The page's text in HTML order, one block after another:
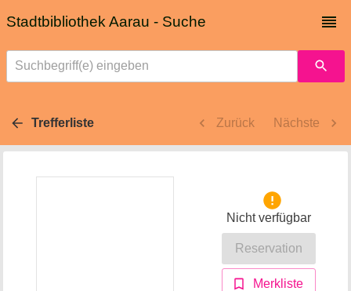
Stadtbibliothek Aarau - Suche
Suchbegriff(e) eingeben
Trefferliste Zurück Nächste
Nicht verfügbar
Reservation
Merkliste